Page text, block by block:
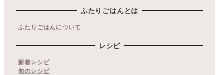
ふたりごはんとは
ふたりごはんについて
レシピ
新着レシピ
旬のレシピ